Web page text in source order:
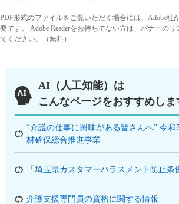
PDF形式のファイルをご覧いただく場合には、Adobe社
要です。
Adobe Readerをお持ちでない方は、バナーの
てください。（無料）
AI（人工知能）は
こんなページをおすすめしま
“介護の仕事に興味がある皆さんへ” 令和
材確保総合推進事業
「埼玉県カスタマーハラスメント防止条
介護支援専門員の資格に関する情報